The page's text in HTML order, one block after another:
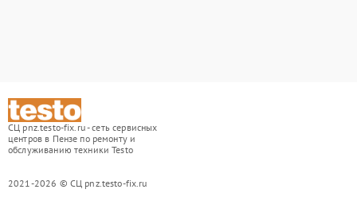
СЦ pnz.testo-fix.ru - сеть сервисных
центров в Пензе по ремонту и
обслуживанию техники Testo
2021-2026 © СЦ pnz.testo-fix.ru